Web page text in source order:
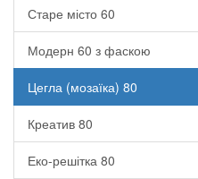
Старе місто 60
Модерн 60 з фаскою
Цегла (мозаїка) 80
Креатив 80
Еко-решітка 80